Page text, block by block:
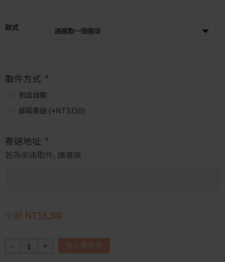
款式
取件方式 *
到店自取
郵局寄送 (+NT$150)
寄送地址 *
若為來店取件, 請填無
小計 NT$3,360
加入購物車